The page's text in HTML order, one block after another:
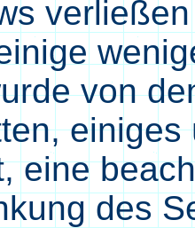
von
einiges
eine
des